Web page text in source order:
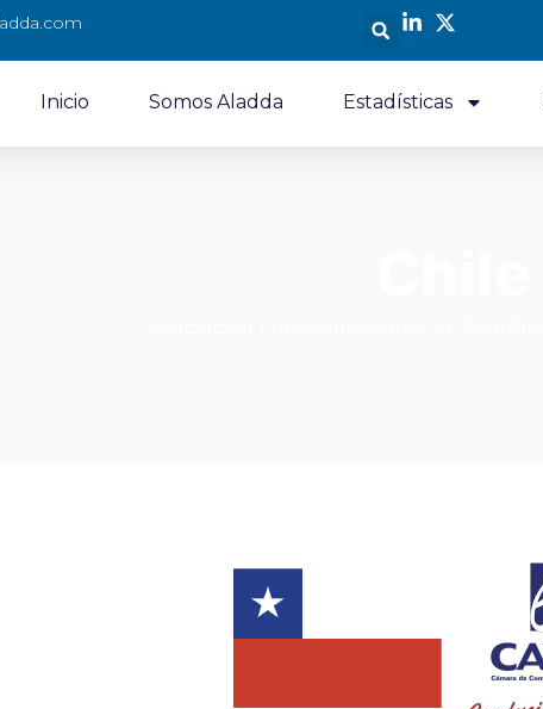
Inicio Somos Aladda Estadísticas